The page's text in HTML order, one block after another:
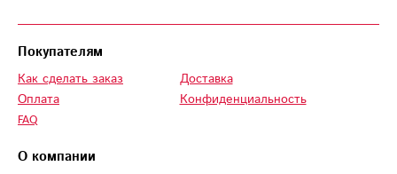
довольна!!!
Предварительно
предоставили фото
композиции, я была
насколько
Покупателям
Как сделать заказ
Оплата
FAQ
Доставка
Конфиденциальность
О компании